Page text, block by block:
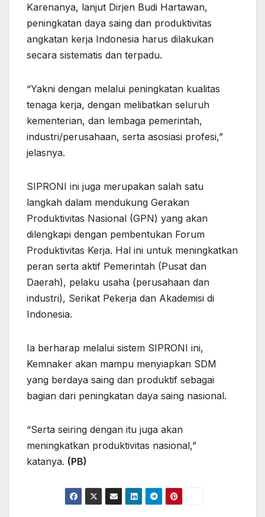
Karenanya, lanjut Dirjen Budi Hartawan,
peningkatan daya saing dan produktivitas
angkatan kerja Indonesia harus dilakukan
secara sistematis dan terpadu.
“Yakni dengan melalui peningkatan kualitas
tenaga kerja, dengan melibatkan seluruh
kementerian, dan lembaga pemerintah,
industri/perusahaan, serta asosiasi profesi,”
jelasnya.
SIPRONI ini juga merupakan salah satu
langkah dalam mendukung Gerakan
Produktivitas Nasional (GPN) yang akan
dilengkapi dengan pembentukan Forum
Produktivitas Kerja. Hal ini untuk meningkatkan
peran serta aktif Pemerintah (Pusat dan
Daerah), pelaku usaha (perusahaan dan
industri), Serikat Pekerja dan Akademisi di
Indonesia.
Ia berharap melalui sistem SIPRONI ini,
Kemnaker akan mampu menyiapkan SDM
yang berdaya saing dan produktif sebagai
bagian dari peningkatan daya saing nasional.
“Serta seiring dengan itu juga akan
meningkatkan produktivitas nasional,”
katanya. (PB)